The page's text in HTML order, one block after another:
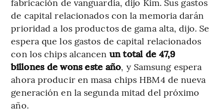
de capital relacionados con la memoria darán
prioridad a los productos de gama alta, dijo. Se
espera que los gastos de capital relacionados
con los chips alcancen un total de 47,9
billones de wons este año, y Samsung espera
ahora producir en masa chips HBM4 de nueva
generación en la segunda mitad del próximo
año.